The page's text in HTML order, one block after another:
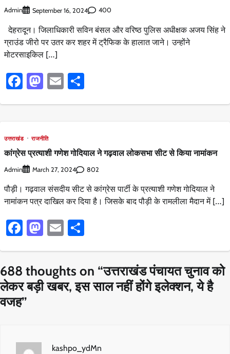
Admin September 16, 2024 400
देहरादून। जिलाधिकारी सविन बंसल और वरिष्ठ पुलिस अधीक्षक अजय सिंह ने
ग्राउंड जीरो पर उतर कर शहर में ट्रैफिक के हालात जाने। उन्होंने
मोटरसाइकिल […]
Facebook
Mastodon
Email
उत्तराखंड राजनीति
कांग्रेस प्रत्याशी गणेश गोदियाल ने गढ़वाल लोकसभा सीट से किया नामांकन
Admin March 27, 2024 802
पौड़ी। गढ़वाल संसदीय सीट से कांग्रेस पार्टी के प्रत्याशी गणेश गोदियाल ने
नामांकन पत्र दाखिल कर दिया है। जिसके बाद पौड़ी के रामलीला मैदान में […]
Facebook
Mastodon
Email
688 thoughts on “उत्तराखंड पंचायत चुनाव को
लेकर बड़ी खबर, इस साल नहीं होंगे इलेक्शन, ये है
वजह”
kashpo_ydMn